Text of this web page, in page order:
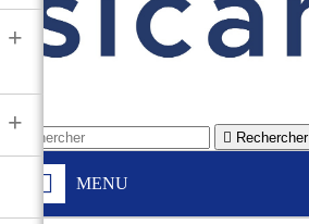
 Rechercher
MENU
+
+